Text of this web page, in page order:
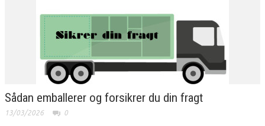
Sådan emballerer og forsikrer du din fragt
13/03/2026 0